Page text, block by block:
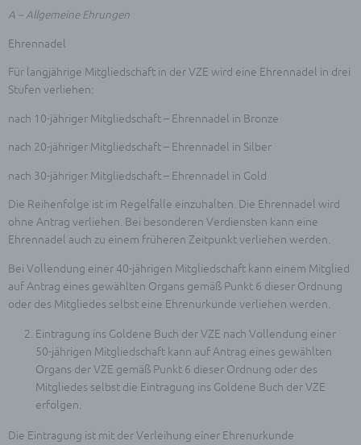
A – Allgemeine Ehrungen
Ehrennadel
Für langjährige Mitgliedschaft in der VZE wird eine Ehrennadel in drei
Stufen verliehen:
nach 10-jähriger Mitgliedschaft – Ehrennadel in Bronze
nach 20-jähriger Mitgliedschaft – Ehrennadel in Silber
nach 30-jähriger Mitgliedschaft – Ehrennadel in Gold
Die Reihenfolge ist im Regelfalle einzuhalten. Die Ehrennadel wird
ohne Antrag verliehen. Bei besonderen Verdiensten kann eine
Ehrennadel auch zu einem früheren Zeitpunkt verliehen werden.
Bei Vollendung einer 40-jährigen Mitgliedschaft kann einem Mitglied
auf Antrag eines gewählten Organs gemäß Punkt 6 dieser Ordnung
oder des Mitgliedes selbst eine Ehrenurkunde verliehen werden.
Eintragung ins Goldene Buch der VZE nach Vollendung einer
50-jährigen Mitgliedschaft kann auf Antrag eines gewählten
Organs der VZE gemäß Punkt 6 dieser Ordnung oder des
Mitgliedes selbst die Eintragung ins Goldene Buch der VZE
erfolgen.
Die Eintragung ist mit der Verleihung einer Ehrenurkunde